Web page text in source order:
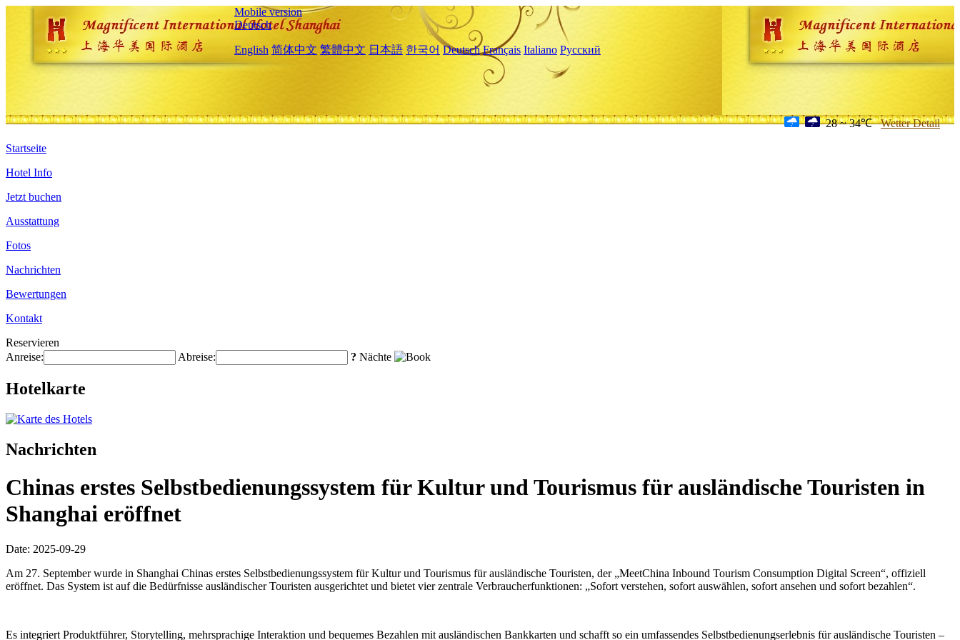
Mobile version
Deutsch
English 简体中文 繁體中文 日本語 한국어 Deutsch Français Italiano Русский
28 ~ 34℃ Wetter Detail
Startseite
Hotel Info
Jetzt buchen
Ausstattung
Fotos
Nachrichten
Bewertungen
Kontakt
Reservieren
Anreise:
Abreise: ? Nächte
Hotelkarte
Nachrichten
Chinas erstes Selbstbedienungssystem für Kultur und Tourismus für ausländische Touristen in
Shanghai eröffnet
Date: 2025-09-29
Am 27. September wurde in Shanghai Chinas erstes Selbstbedienungssystem für Kultur und Tourismus für ausländische Touristen, der „MeetChina Inbound Tourism Consumption Digital Screen“, offiziell
eröffnet. Das System ist auf die Bedürfnisse ausländischer Touristen ausgerichtet und bietet vier zentrale Verbraucherfunktionen: „Sofort verstehen, sofort auswählen, sofort ansehen und sofort bezahlen“.
Es integriert Produktführer, Storytelling, mehrsprachige Interaktion und bequemes Bezahlen mit ausländischen Bankkarten und schafft so ein umfassendes Selbstbedienungserlebnis für ausländische Touristen –